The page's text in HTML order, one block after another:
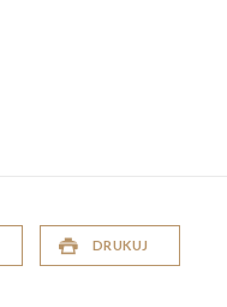
DRUKUJ